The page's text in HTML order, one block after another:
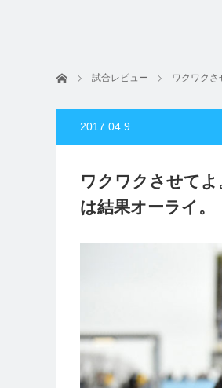
ホーム 試合レビュー ワクワクさ
2017.04.9
ワクワクさせて
は結果オーライ。